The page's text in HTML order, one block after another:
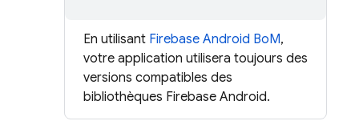
En utilisant Firebase Android BoM,
votre application utilisera toujours des
versions compatibles des
bibliothèques Firebase Android.